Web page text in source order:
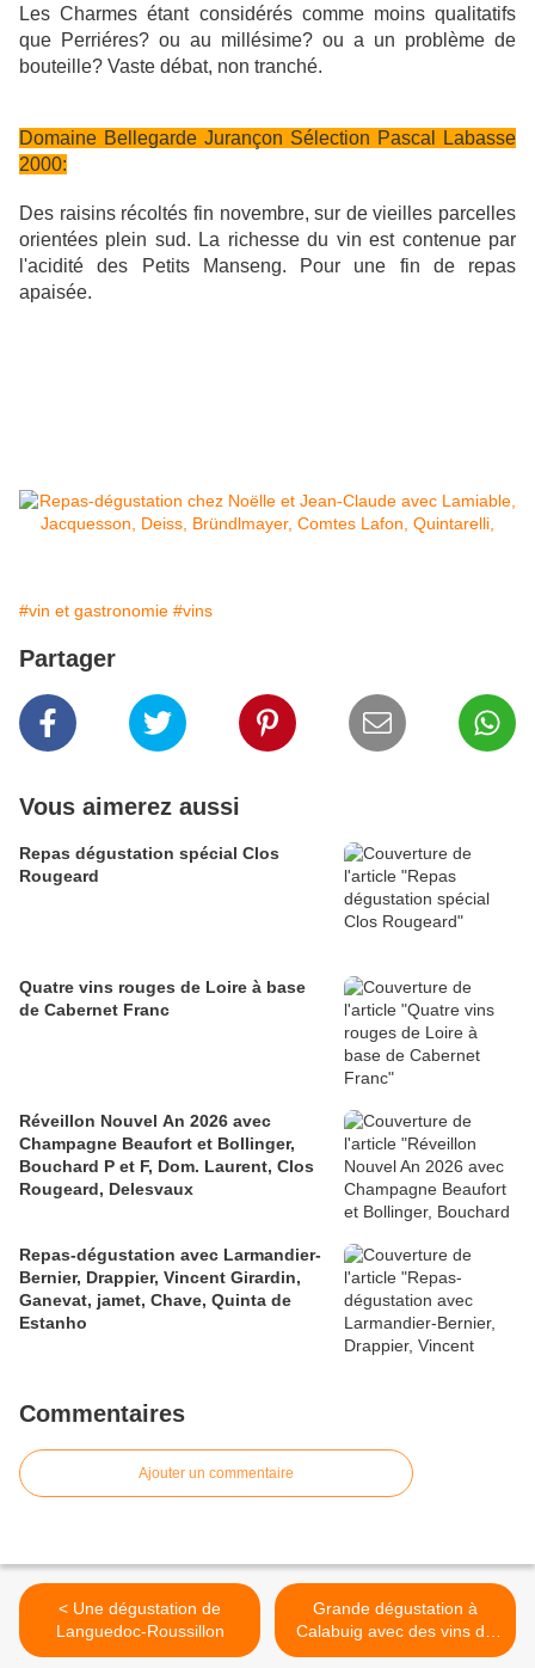
Les Charmes étant considérés comme moins qualitatifs
que Perriéres? ou au millésime? ou a un problème de
bouteille? Vaste débat, non tranché.
Domaine Bellegarde Jurançon Sélection Pascal Labasse
2000:
Des raisins récoltés fin novembre, sur de vieilles parcelles
orientées plein sud. La richesse du vin est contenue par
l'acidité des Petits Manseng. Pour une fin de repas
apaisée.
#vin et gastronomie #vins
Partager
Vous aimerez aussi
Repas dégustation spécial Clos
Rougeard
Quatre vins rouges de Loire à base
de Cabernet Franc
Réveillon Nouvel An 2026 avec
Champagne Beaufort et Bollinger,
Bouchard P et F, Dom. Laurent, Clos
Rougeard, Delesvaux
Repas-dégustation avec Larmandier-
Bernier, Drappier, Vincent Girardin,
Ganevat, jamet, Chave, Quinta de
Estanho
Commentaires
Ajouter un commentaire
< Une dégustation de
Languedoc-Roussillon
Grande dégustation à
Calabuig avec des vins de
prestige >